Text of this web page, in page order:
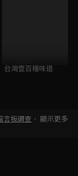
台灣壹百種味道
言板調查 ， 顯示更多